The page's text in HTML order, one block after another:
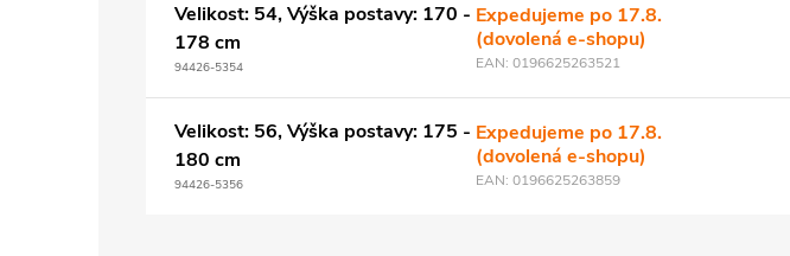
Velikost: 54, Výška postavy: 170 -
178 cm
94426-5354
Expedujeme po 17.8.
(dovolená e-shopu)
EAN: 0196625263521
Velikost: 56, Výška postavy: 175 -
180 cm
94426-5356
Expedujeme po 17.8.
(dovolená e-shopu)
EAN: 0196625263859